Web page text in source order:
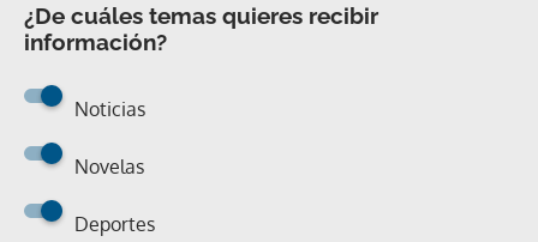
¿De cuáles temas quieres recibir
información?
Noticias
Novelas
Deportes